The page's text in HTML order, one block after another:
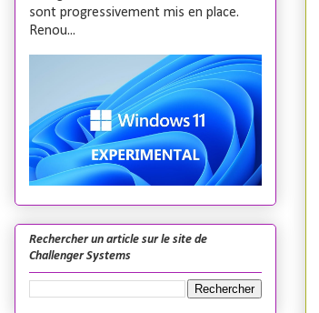
sont progressivement mis en place.
Renou...
Rechercher un article sur le site de
Challenger Systems